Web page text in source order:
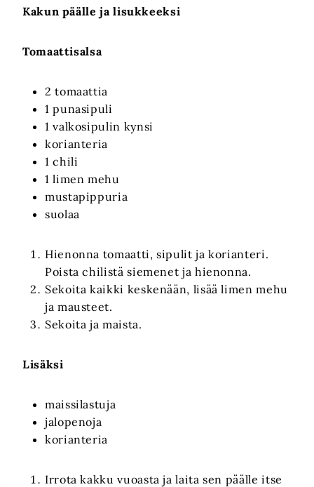
Kakun päälle ja lisukkeeksi
Tomaattisalsa
2 tomaattia
1 punasipuli
1 valkosipulin kynsi
korianteria
1 chili
1 limen mehu
mustapippuria
suolaa
Hienonna tomaatti, sipulit ja korianteri.
Poista chilistä siemenet ja hienonna.
Sekoita kaikki keskenään, lisää limen mehu
ja mausteet.
Sekoita ja maista.
Lisäksi
maissilastuja
jalopenoja
korianteria
Irrota kakku vuoasta ja laita sen päälle itse